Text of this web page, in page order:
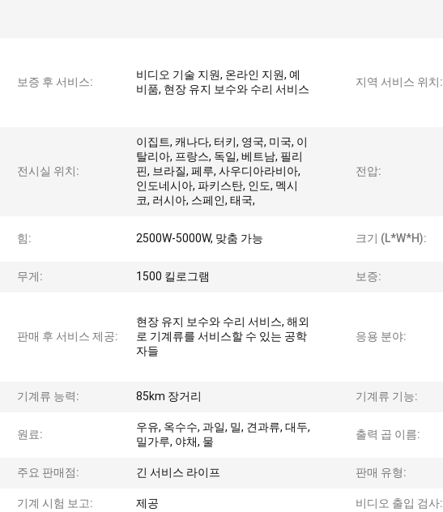
보증 후 서비스:
비디오 기술 지원, 온라인 지원, 예
비품, 현장 유지 보수와 수리 서비스
지역 서비스 위치:
전시실 위치:
이집트, 캐나다, 터키, 영국, 미국, 이
탈리아, 프랑스, 독일, 베트남, 필리
핀, 브라질, 페루, 사우디아라비아,
인도네시아, 파키스탄, 인도, 멕시
코, 러시아, 스페인, 태국,
전압:
힘: 2500W-5000W, 맞춤 가능 크기 (L*W*H):
무게: 1500 킬로그램 보증:
판매 후 서비스 제공:
현장 유지 보수와 수리 서비스, 해외
로 기계류를 서비스할 수 있는 공학
자들
응용 분야:
기계류 능력: 85km 장거리 기계류 기능:
원료:
우유, 옥수수, 과일, 밀, 견과류, 대두,
밀가루, 야채, 물
출력 곱 이름:
주요 판매점: 긴 서비스 라이프 판매 유형:
기계 시험 보고: 제공 비디오 출입 검사: